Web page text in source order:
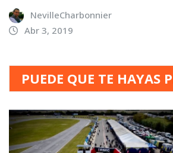
NevilleCharbonnier
Abr 3, 2019
PUEDE QUE TE HAYAS